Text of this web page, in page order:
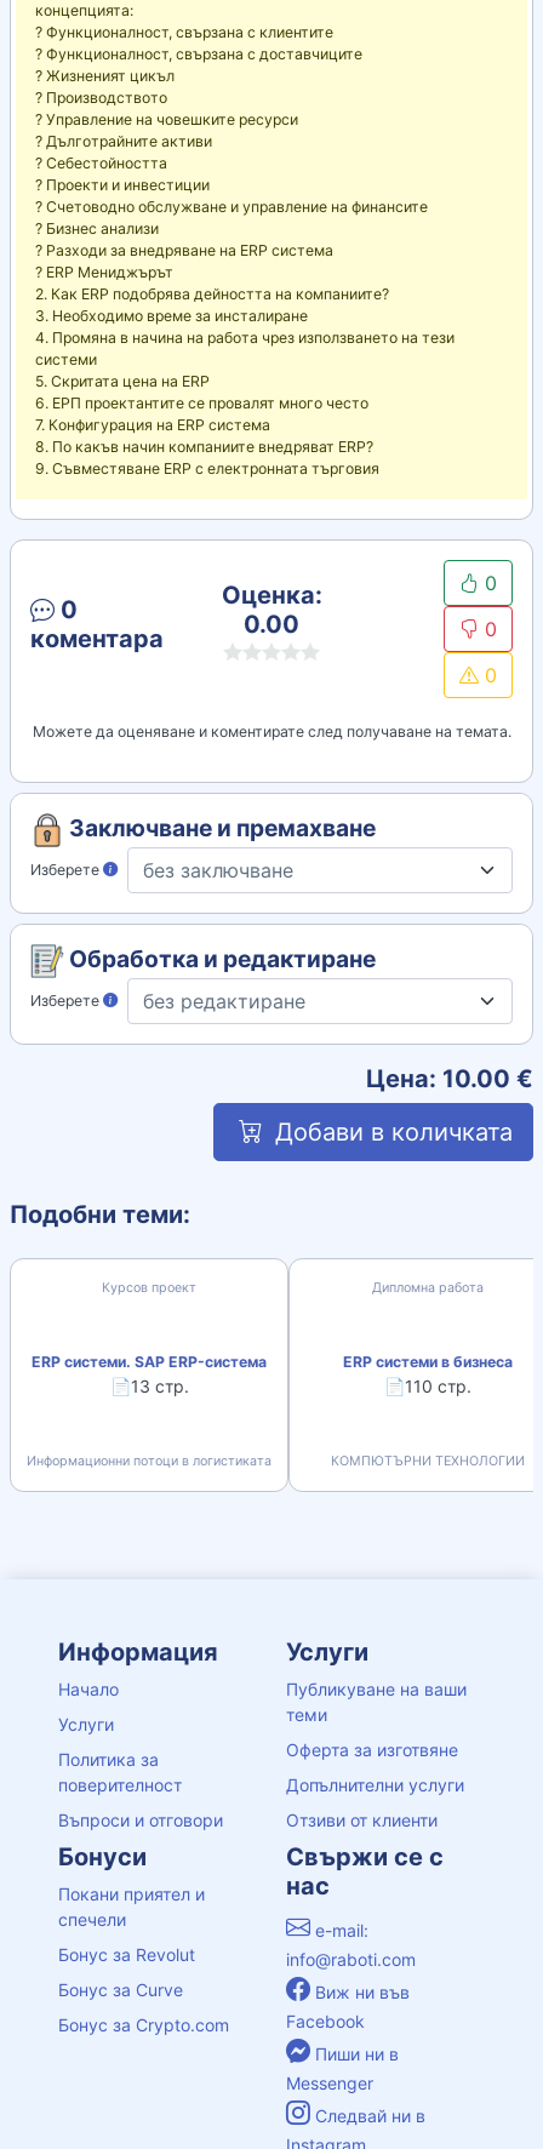
концепцията:
? Функционалност, свързана с клиентите
? Функционалност, свързана с доставчиците
? Жизненият цикъл
? Производството
? Управление на човешките ресурси
? Дълготрайните активи
? Себестойността
? Проекти и инвестиции
? Счетоводно обслужване и управление на финансите
? Бизнес анализи
? Разходи за внедряване на ERP система
? ERP Мениджърът
2. Как ERP подобрява дейността на компаниите?
3. Необходимо време за инсталиране
4. Промяна в начина на работа чрез използването на тези
системи
5. Скритата цена на ERP
6. ЕРП проектантите се провалят много често
7. Конфигурация на ERP система
8. По какъв начин компаниите внедряват ERP?
9. Съвместяване ERP с електронната търговия
0
коментара
Оценка:
0.00
0
0
0
Можете да оценяване и коментирате след получаване на темата.
Заключване и премахване
Изберете
Обработка и редактиране
Изберете
Цена: 10.00 €
Добави в количката
Подобни теми:
Курсов проект
ERP системи. SAP ERP-система
📄13 стр.
Информационни потоци в логистиката
Дипломна работа
ERP системи в бизнеса
📄110 стр.
КОМПЮТЪРНИ ТЕХНОЛОГИИ
Информация
Начало
Услуги
Политика за
поверителност
Въпроси и отговори
Услуги
Публикуване на ваши
теми
Оферта за изготвяне
Допълнителни услуги
Отзиви от клиенти
Бонуси
Покани приятел и
спечели
Бонус за Revolut
Бонус за Curve
Бонус за Crypto.com
Свържи се с
нас
e-mail:
info@raboti.com
Виж ни във
Facebook
Пиши ни в
Messenger
Следвай ни в
Instagram